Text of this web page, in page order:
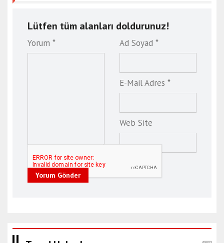
Lütfen tüm alanları doldurunuz!
Yorum * Ad Soyad *
E-Mail Adres *
Web Site
Yorum Gönder